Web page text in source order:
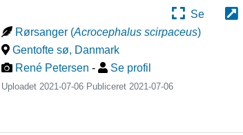
Se
Rørsanger (Acrocephalus scirpaceus)
Gentofte sø, Danmark
René Petersen - Se profil
Uploadet 2021-07-06 Publiceret 2021-07-06